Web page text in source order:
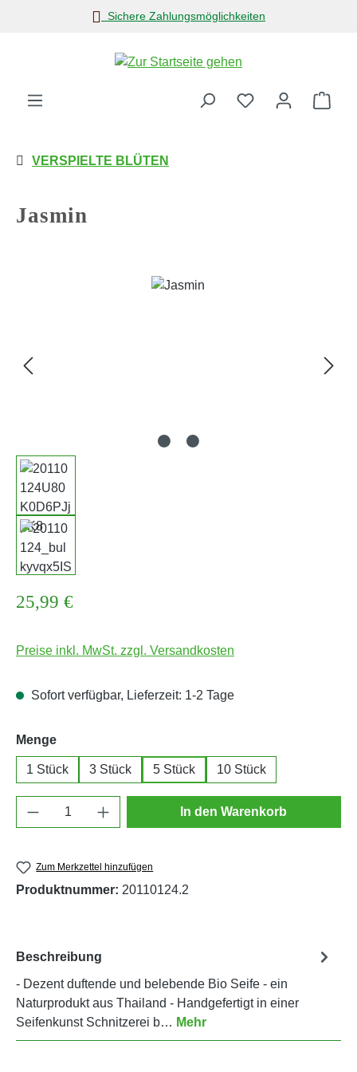
Zum Hauptinhalt springenSichere Zahlungsmöglichkeiten
VERSPIELTE BLÜTEN
Jasmin
Bildergalerie überspringen
Regulärer Preis:
25,99 €
Preise inkl. MwSt. zzgl. Versandkosten
Sofort verfügbar, Lieferzeit: 1-2 Tage
Mengeauswählen
1 Stück 3 Stück 5 Stück 10 Stück
Produkt Anzahl: Gib den gewünschten
In den Warenkorb
Zum Merkzettel hinzufügen
Produktnummer: 20110124.2
Beschreibung
- Dezent duftende und belebende Bio Seife - ein
Naturprodukt aus Thailand - Handgefertigt in einer
Seifenkunst Schnitzerei b… Mehr